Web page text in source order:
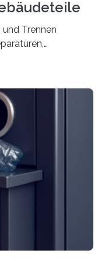
Trennen
Ein
entwickelt:
voneinander
von
bei denen
üblicherweise
Forschenden zwei
klebten sie…